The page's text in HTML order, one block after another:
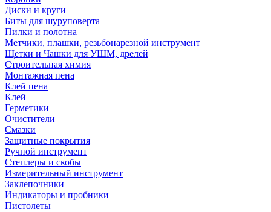
Диски и круги
Биты для шуруповерта
Пилки и полотна
Метчики, плашки, резьбонарезной инструмент
Щетки и Чашки для УШМ, дрелей
Строительная химия
Монтажная пена
Клей пена
Клей
Герметики
Очистители
Смазки
Защитные покрытия
Ручной инструмент
Степлеры и скобы
Измерительный инструмент
Заклепочники
Индикаторы и пробники
Пистолеты